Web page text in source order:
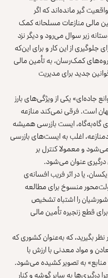
گیر مانده‌اند که اگر
مالی منازعات مسلحانه کمک
زیر سوال می‌رود و دیگر نزد
از این کار و برای این‌که
کمک‌رسان، به تأمین مالی
جدید برای مدیریت
جاده‌ای» یکی از ویژگی‌های بارز
است. فرقی نمی‌کند منازعه
گاه‌به‌گاه، ایست بازرسی‌ همیشه
اغلب به ایست‌های بازرسی
و معمولا کنترل بر
عنوان می‌شود.
یا در اثر فریب افسانه‌ی
منسوخ برای مطالعه
را اشتباه تشخیص
قطع زنجیره تأمین مالی
بگیرید، که به‌‌عنوان کشوری که
و مواد معدنی با ارزش با
منابع» به تصویر کشیده می‌شود.
درگیری‌ها به سایر گوشه و کنار